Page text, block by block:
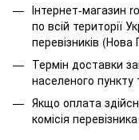
Інтернет-магазин
по всій території
перевізників
Термін доставки
населеного пункту
Якщо оплата
комісія